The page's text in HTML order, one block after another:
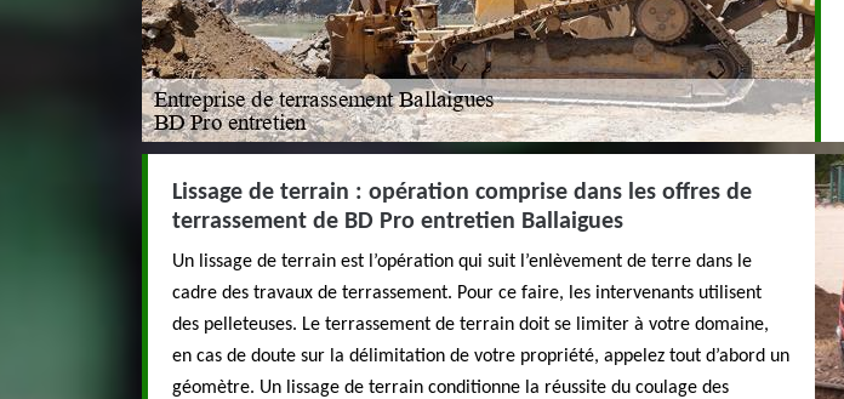
Lissage de terrain : opération comprise dans les offres de
terrassement de BD Pro entretien Ballaigues
Un lissage de terrain est l’opération qui suit l’enlèvement de terre dans le
cadre des travaux de terrassement. Pour ce faire, les intervenants utilisent
des pelleteuses. Le terrassement de terrain doit se limiter à votre domaine,
en cas de doute sur la délimitation de votre propriété, appelez tout d’abord un
géomètre. Un lissage de terrain conditionne la réussite du coulage des